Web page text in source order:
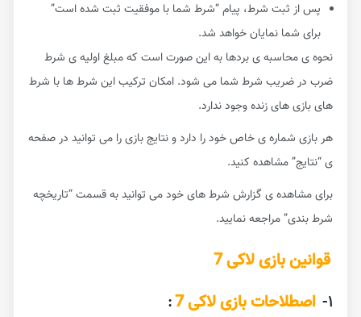
پس از ثبت شرط، پیام “شرط شما با موفقیت ثبت شده است”
برای شما نمایان خواهد شد.
نحوه ی محاسبه ی بردها به این صورت است که مبلغ اولیه ی شرط
ضرب در ضریب شرط شما می شود. امکان ترکیب این شرط ها با شرط
های بازی های زنده وجود ندارد.
هر بازی شماره ی خاص خود را دارد و نتایج بازی را می توانید در صفحه
ی “نتایج” مشاهده کنید.
برای مشاهده ی گزارش شرط های خود می توانید به قسمت “تاریخچه
شرط بندی” مراجعه نمایید.
قوانین بازی لاکی 7
۱- اصطلاحات بازی لاکی 7 :